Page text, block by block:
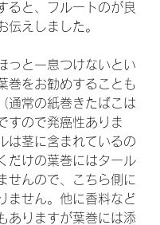
ると、フルートのが良
伝えしました。
っと一息つけないとい
巻をお勧めすることも
通常の紙巻きたばこは
すので発癌性ありま
は茎に含まれているの
だけの葉巻にはタール
せんので、こちら側に
ません。他に香料など
ありますが葉巻には添